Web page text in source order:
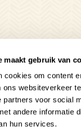
maakt gebruik van
cookies om content
ons websiteverkeer
partners voor social
andere informatie
hun services.